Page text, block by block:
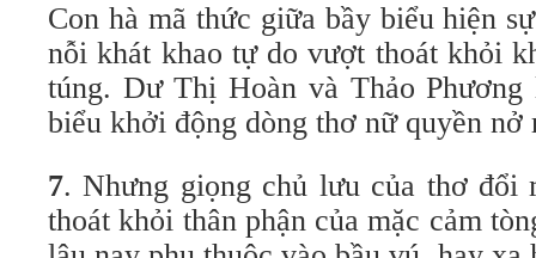
Con hà mã thức giữa bầy biểu hiện
nỗi khát khao tự do vượt thoát khỏi
túng. Dư Thị Hoàn và Thảo
biểu khởi động dòng thơ nữ quyền nở
7. Nhưng giọng chủ lưu của thơ đổi
thoát khỏi thân phận của mặc cảm